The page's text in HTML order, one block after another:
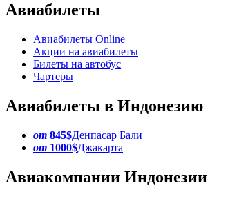
Авиабилеты
Авиабилеты Online
Акции на авиабилеты
Билеты на автобус
Чартеры
Авиабилеты в Индонезию
от 845$Денпасар Бали
от 1000$Джакарта
Авиакомпании Индонезии